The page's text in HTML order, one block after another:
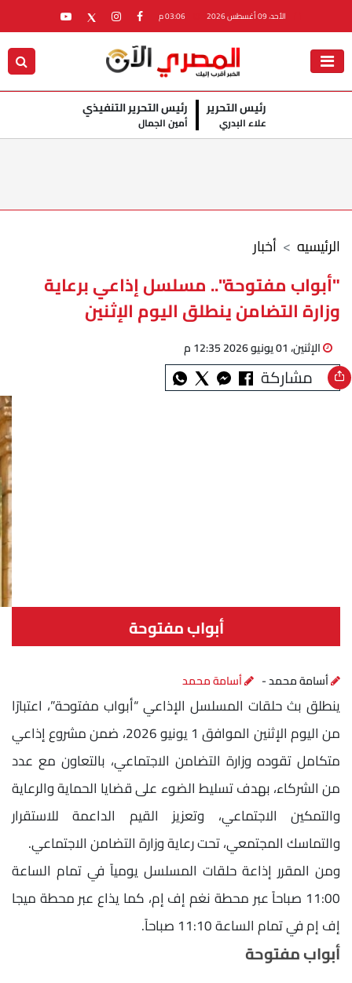
الأحد، 09 أغسطس 2026
رئيس التحرير
علاء البدري
رئيس التحرير التنفيذي
أمين الجمال
أخبار الرئيسيه
"أبواب مفتوحة".. مسلسل إذاعي برعاية
وزارة التضامن ينطلق اليوم الإثنين
الإثنين، 01 يونيو 2026 12:35 م
مشاركة
أبواب مفتوحة
أسامة محمد - أسامة محمد
ينطلق بث حلقات المسلسل الإذاعي “أبواب مفتوحة”، اعتبارًا
من اليوم الإثنين الموافق 1 يونيو 2026، ضمن مشروع إذاعي
متكامل تقوده وزارة التضامن الاجتماعي، بالتعاون مع عدد
من الشركاء، بهدف تسليط الضوء على قضايا الحماية والرعاية
والتمكين الاجتماعي، وتعزيز القيم الداعمة للاستقرار
والتماسك المجتمعي، تحت رعاية وزارة التضامن الاجتماعي.
ومن المقرر إذاعة حلقات المسلسل يومياً في تمام الساعة
11:00 صباحاً عبر محطة نغم إف إم، كما يذاع عبر محطة ميجا
إف إم في تمام الساعة 11:10 صباحاً.
أبواب مفتوحة